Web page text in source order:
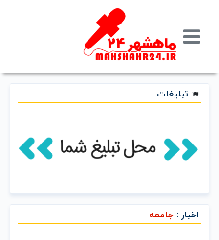
تبلیغات
اخبار : جامعه